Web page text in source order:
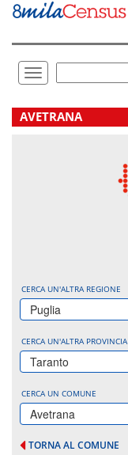
Vai
direttamente
Toggle
navigation
.
AVETRANA
CERCA UN'ALTRA REGIONE
Puglia
CERCA UN'ALTRA PROVINCIA
Taranto
CERCA UN COMUNE
Avetrana
TORNA AL COMUNE